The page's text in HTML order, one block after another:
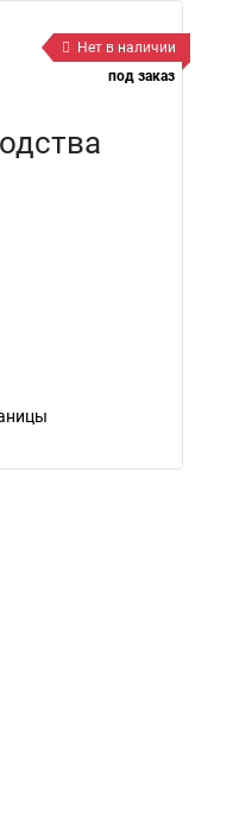
Нет в наличии
под заказ